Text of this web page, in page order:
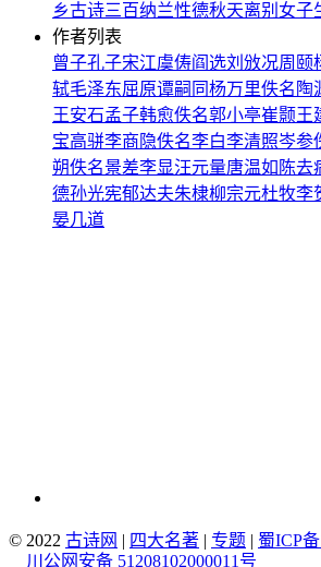
乡古诗三百纳兰性德秋天离别 女子
作者列表
曾子孔子宋江虞俦阎选刘攽况周颐
轼毛泽东屈原谭嗣同杨万里佚名 陶
王安石孟子韩愈佚名郭小亭崔颢王
宝高骈李商隐佚名李白李清照岑参
朔佚名景差李显汪元量唐温如 陈去
德孙光宪郁达夫朱棣柳宗元杜牧李
晏几道
© 2022 古诗网 | 四大名著 | 专题 | 蜀ICP
川公网安备 51208102000011号